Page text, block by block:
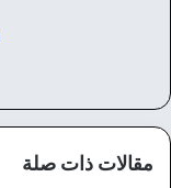
مقالات ذات صلة